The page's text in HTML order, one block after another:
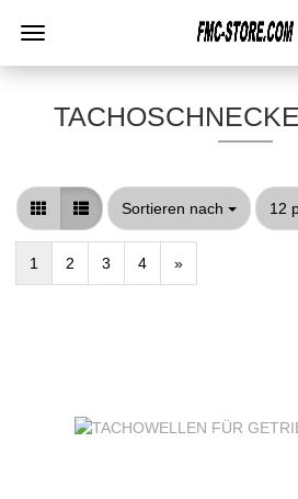
Sortieren nach
Sortieren nach 12
pro
1 2 3 4 »